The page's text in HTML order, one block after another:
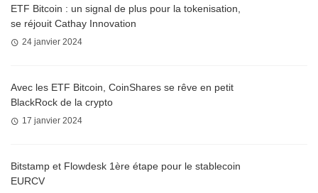
ETF Bitcoin : un signal de plus pour la tokenisation,
se réjouit Cathay Innovation
24 janvier 2024
Avec les ETF Bitcoin, CoinShares se rêve en petit
BlackRock de la crypto
17 janvier 2024
Bitstamp et Flowdesk 1ère étape pour le stablecoin
EURCV